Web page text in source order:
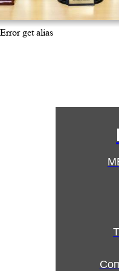
Error get alias